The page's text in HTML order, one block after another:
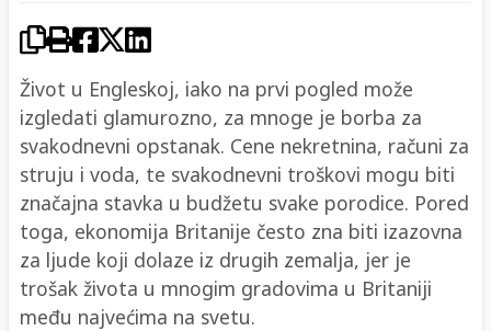
Život u Engleskoj, iako na prvi pogled može
izgledati glamurozno, za mnoge je borba za
svakodnevni opstanak. Cene nekretnina, računi za
struju i voda, te svakodnevni troškovi mogu biti
značajna stavka u budžetu svake porodice. Pored
toga, ekonomija Britanije često zna biti izazovna
za ljude koji dolaze iz drugih zemalja, jer je
trošak života u mnogim gradovima u Britaniji
među najvećima na svetu.